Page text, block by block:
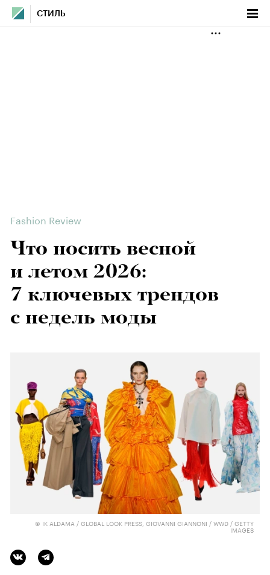
СТИЛЬ
Fashion Review
Что носить весной
и летом 2026:
7 ключевых трендов
с недель моды
© IK ALDAMA / GLOBAL LOOK PRESS, GIOVANNI GIANNONI / WWD / GETTY
IMAGES